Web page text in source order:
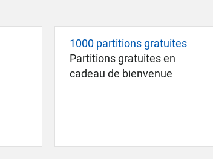
1000 partitions gratuites
Partitions gratuites en
cadeau de bienvenue